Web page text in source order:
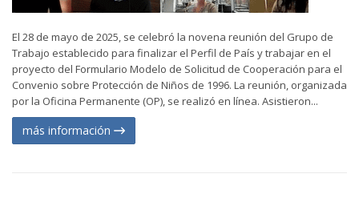
El 28 de mayo de 2025, se celebró la novena reunión del Grupo de
Trabajo establecido para finalizar el Perfil de País y trabajar en el
proyecto del Formulario Modelo de Solicitud de Cooperación para el
Convenio sobre Protección de Niños de 1996. La reunión, organizada
por la Oficina Permanente (OP), se realizó en línea. Asistieron...
más información